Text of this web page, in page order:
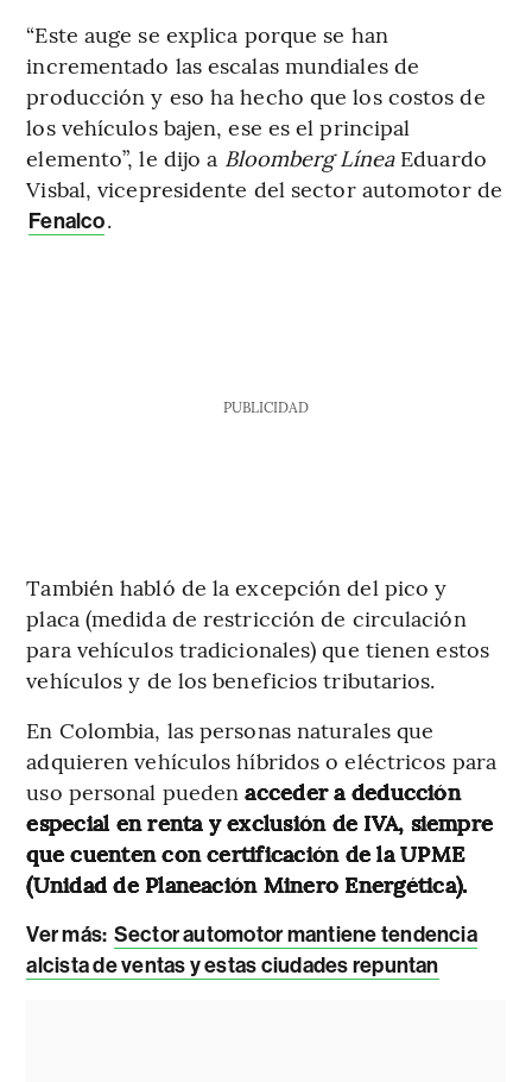
“Este auge se explica porque se han
incrementado las escalas mundiales de
producción y eso ha hecho que los costos de
los vehículos bajen, ese es el principal
elemento”, le dijo a Bloomberg LíneaEduardo
Visbal, vicepresidente del sector automotor de
Fenalco.
PUBLICIDAD
También habló de la excepción del pico y
placa (medida de restricción de circulación
para vehículos tradicionales) que tienen estos
vehículos y de los beneficios tributarios.
En Colombia, las personas naturales que
adquieren vehículos híbridos o eléctricos para
uso personal puedenacceder a deducción
especial en renta y exclusión de IVA, siempre
que cuenten con certificación de la UPME
(Unidad de Planeación Minero Energética).
Ver más: Sector automotor mantiene tendencia
alcista de ventas y estas ciudades repuntan